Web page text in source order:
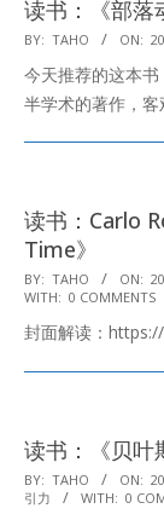
读书：《部落
2018-
12-
19
BY: TAHO ON:
今天推荐的这本
半学术的著作，
读书：Carlo
Time》
2018-
12-
18
BY: TAHO ON:
WITH: 0 COMMENTS
封面解读：
读书：《贝
2018-
12-
BY: TAHO ON:
引力
WITH: 0